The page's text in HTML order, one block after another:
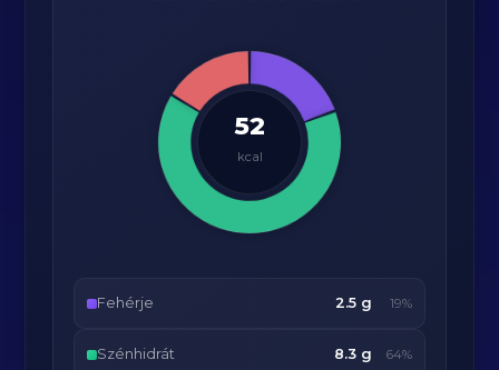
52
kcal
Fehérje 2.5 g 19%
Szénhidrát 8.3 g 64%